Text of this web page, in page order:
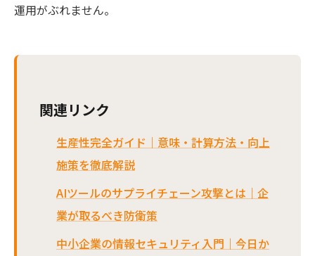
運用がぶれません。
関連リンク
生産性完全ガイド｜意味・計算方法・向上
施策を徹底解説
AIツールのサプライチェーン攻撃とは｜企
業が取るべき防衛策
中小企業の情報セキュリティ入門｜今日か